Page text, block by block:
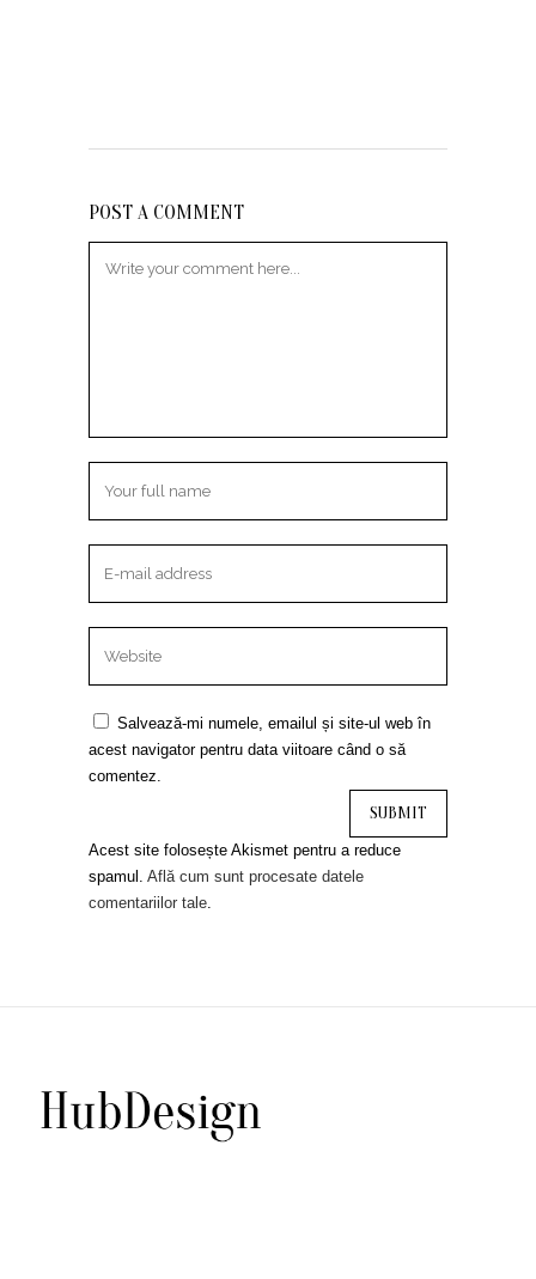
POST A COMMENT
Salvează-mi numele, emailul și site-ul web în
acest navigator pentru data viitoare când o să
comentez.
Acest site folosește Akismet pentru a reduce
spamul. Află cum sunt procesate datele
comentariilor tale.